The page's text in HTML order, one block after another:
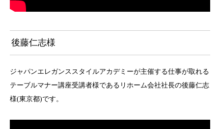
後藤仁志様
ジャパンエレガンススタイルアカデミーが主催する仕事が取れる
テーブルマナー講座受講者様であるリホーム会社社長の後藤仁志
様(東京都)です。